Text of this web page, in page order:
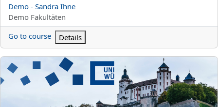
Kurs Adı
Demo - Sandra Ihne
Kurs kategorisi
Demo Fakultäten
Go to course
Details
Demo Saurenbach